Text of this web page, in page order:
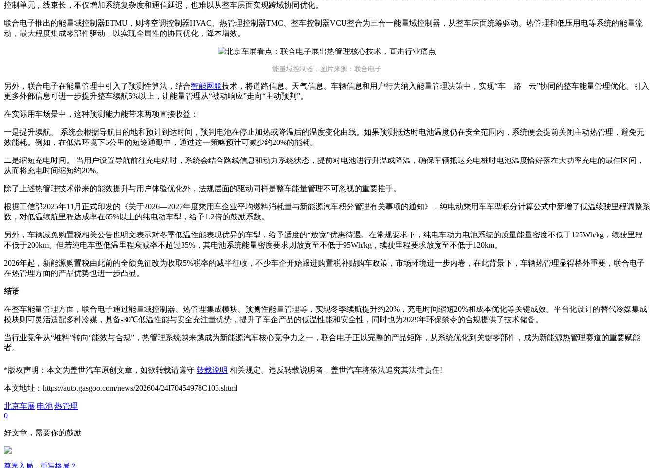
控制单元，线束长，不仅增加系统复杂度和通信延迟，也难以从整车层面实现跨域协同优化。
联合电子推出的能量域控制器ETMU，则将空调控制器HVAC、热管理控制器TMC、整车控制器VCU整合为三合一能量域控制器，从整车层面统筹驱动、热管理和低压用电等系统的能量流
动，最大程度集成零部件驱动，以实现全局性的协同优化，降本增效。
能量域控制器，图片来源：联合电子
另外，联合电子在能量管理中引入了预测性算法，结合智能网联技术，将道路信息、天气信息、车辆信息和用户行为纳入能量管理决策中，实现“车—路—云”协同的整车能量管理优化。引入
更多外部信息可进一步提升整车续航5%以上，让能量管理从“被动响应”走向“主动预判”。
在实际用车场景中，这种预测能力能带来两项直接收益：
一是提升续航。 系统会根据导航目的地和预计到达时间，预判电池在停止加热或降温后的温度变化曲线。如果预测抵达时电池温度仍在安全范围内，系统便会提前关闭主动热管理，避免无
效能耗。例如，在低温环境下5公里的短途通勤中，通过这一策略预计可减少约20%的能耗。
二是缩短充电时间。 当用户设置导航前往充电站时，系统会结合路线信息和动力系统状态，提前对电池进行升温或降温，确保车辆抵达充电桩时电池温度恰好落在大功率充电的最佳区间，
从而将充电时间缩短约20%。
除了上述热管理技术带来的能效提升与用户体验优化外，法规层面的驱动同样是整车能量管理不可忽视的重要推手。
根据工信部2025年11月正式印发的《关于2026—2027年度乘用车企业平均燃料消耗量与新能源汽车积分管理有关事项的通知》，纯电动乘用车车型积分计算公式中新增了低温续驶里程调整系
数，对低温续航里程达成率在65%以上的纯电动车型，给予1.2倍的鼓励系数。
另外，车辆减免购置税相关公告也明文表示对冬季低温性能表现优异的车型，给予适度的“放宽”优惠待遇。在常规要求下，纯电车动力电池系统的质量能量密度不低于125Wh/kg，续驶里程
不低于200km。但若纯电车型低温里程衰减率不超过35%，其电池系统能量密度要求则放宽至不低于95Wh/kg，续驶里程要求放宽至不低于120km。
2026年起，新能源购置税由此前的全额免征改为收取5%税率的减半征收，不少车企开始跟进购置税补贴购车政策，市场环境进一步内卷，在此背景下，车辆热管理显得格外重要，联合电子
在热管理方面的产品优势也进一步凸显。
结语
在整车能量管理方面，联合电子通过能量域控制器、热管理集成模块、预测性能量管理等，实现冬季续航提升约20%，充电时间缩短20%和成本优化等关键成效。平台化设计的替代冷媒集成
模块则可灵活适配多种冷媒，具备-30℃低温性能与安全充注量优势，提升了车企产品的低温性能和安全性，同时也为2029年环保禁令的合规提供了技术储备。
当行业竞争从“堆料”转向“能效与合规”，热管理系统越来越成为新能源汽车核心竞争力之一，联合电子正以完整的产品矩阵，从系统优化到关键零部件，成为新能源热管理赛道的重要赋能
者。
*版权声明：本文为盖世汽车原创文章，如欲转载请遵守 转载说明 相关规定。违反转载说明者，盖世汽车将依法追究其法律责任!
本文地址：https://auto.gasgoo.com/news/202604/24I70454978C103.shtml
北京车展 电池 热管理
0
好文章，需要你的鼓励
尊界入局，重写格局？